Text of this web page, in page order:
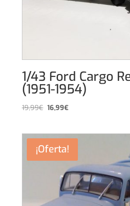
1/43 Ford Cargo
(1951-1954)
19,99€El
era:
19,99€.
16,99€El
es:
16,99€.
¡Oferta!